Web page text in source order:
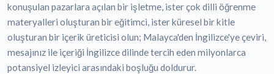
konuşulan pazarlara açılan bir işletme, ister çok dilli öğrenme
materyalleri oluşturan bir eğitimci, ister küresel bir kitle
oluşturan bir içerik üreticisi olun; Malayca'den İngilizce'ye çeviri,
mesajınız ile içeriği İngilizce dilinde tercih eden milyonlarca
potansiyel izleyici arasındaki boşluğu doldurur.